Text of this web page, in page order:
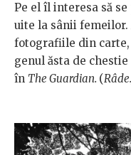
Pe el îl interesa să
uite la sânii femeilor.
fotografiile din carte,
genul ăsta de
în The Guardian. (